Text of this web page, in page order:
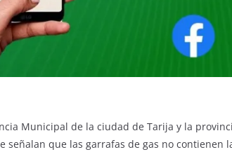
Municipal de la ciudad de Tarija y la
señalan que las garrafas de gas no contienen